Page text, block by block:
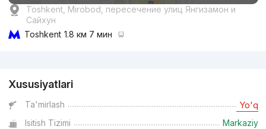
Toshkent, Mirobod, пересечение улиц Янгизамон и
Сайхун
Toshkent 1.8 км 7 мин
Xususiyatlari
Ta'mirlash Yo'q
Isitish Tizimi
Markaziy